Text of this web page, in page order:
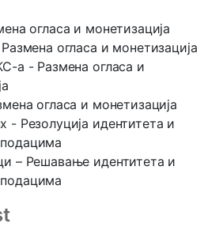
огласа и монетизација
огласа и монетизација
а - Размена огласа и
огласа и монетизација
- Резолуција идентитета и
– Решавање идентитета и